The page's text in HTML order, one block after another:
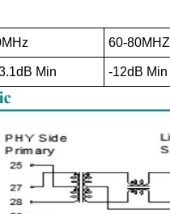
60-80MHZ
Min -12dB Min